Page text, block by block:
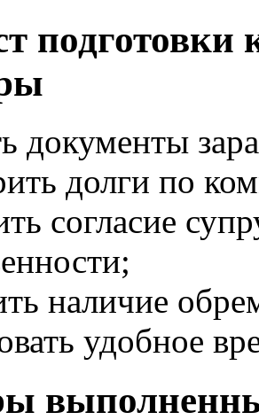
подготовки
документы
долги по
согласие
наличие
удобное